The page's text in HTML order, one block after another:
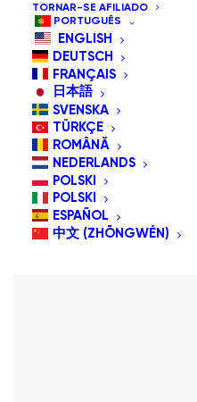
TORNAR-SE AFILIADO
PORTUGUÊS
ENGLISH
DEUTSCH
FRANÇAIS
日本語
SVENSKA
TÜRKÇE
ROMÂNĂ
NEDERLANDS
POLSKI
POLSKI
ESPAÑOL
中文 (ZHŌNGWÉN)
Mostrar tudo
Ordenar por
Ordenar por